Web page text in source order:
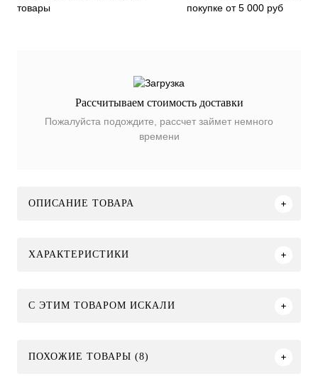
товары
покупке от 5 000 руб
Рассчитываем стоимость доставки
Пожалуйста подождите, рассчет займет немного
времени
ОПИСАНИЕ ТОВАРА
ХАРАКТЕРИСТИКИ
C ЭТИМ ТОВАРОМ ИСКАЛИ
ПОХОЖИЕ ТОВАРЫ (8)